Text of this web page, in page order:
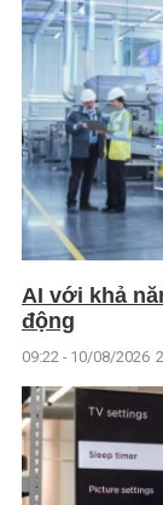
AI với khả
động
09:22 - 10/08/2026